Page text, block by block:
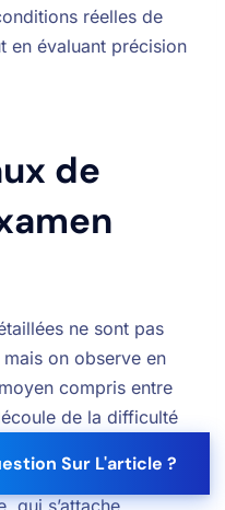
réelles de
en évaluant précision
de
ne sont pas
on observe en
compris entre
de la difficulté
de la complexité
la gestion du stress.
Sur L'article ?